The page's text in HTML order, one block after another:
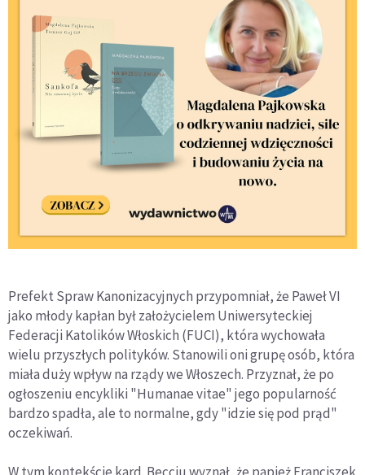
Prefekt Spraw Kanonizacyjnych przypomniał, że Paweł VI
jako młody kapłan był założycielem Uniwersyteckiej
Federacji Katolików Włoskich (FUCI), która wychowała
wielu przyszłych polityków. Stanowili oni grupę osób, która
miała duży wpływ na rządy we Włoszech. Przyznał, że po
ogłoszeniu encykliki "Humanae vitae" jego popularność
bardzo spadła, ale to normalne, gdy "idzie się pod prąd"
oczekiwań.